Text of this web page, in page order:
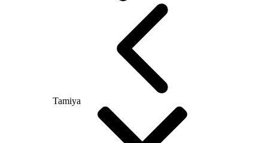
Tamiya